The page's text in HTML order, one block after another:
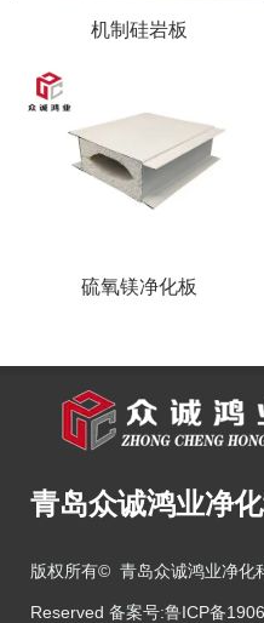
机制硅岩板
硫氧镁净化板
青岛众诚鸿业净
版权所有© 青岛众诚鸿业净化
Reserved 备案号:鲁ICP备